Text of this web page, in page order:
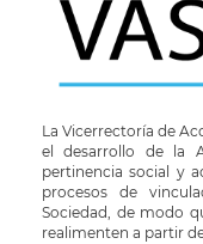
La Vicerrectoría de
el desarrollo de la
pertinencia social y
procesos de
Sociedad, de modo
realimenten a partir